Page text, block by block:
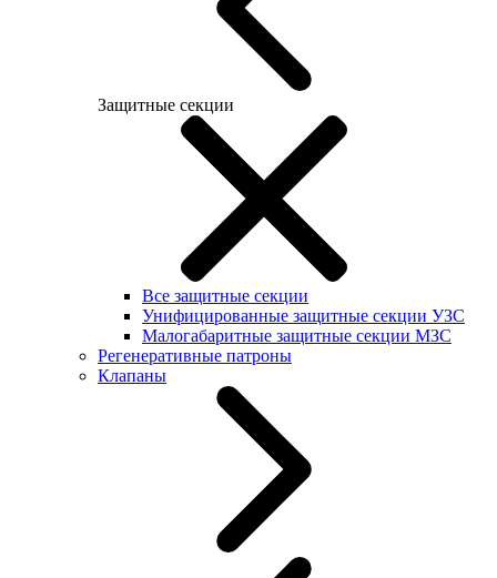
Защитные секции
Все защитные секции
Унифицированные защитные секции УЗС
Малогабаритные защитные секции МЗС
Регенеративные патроны
Клапаны